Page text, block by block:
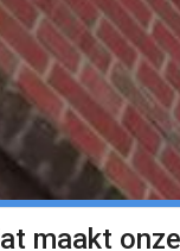
maakt